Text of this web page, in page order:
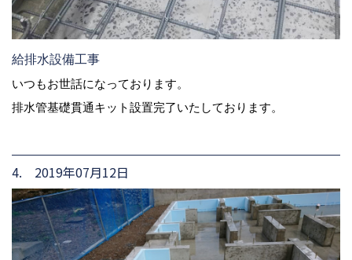
給排水設備工事
いつもお世話になっております。
排水管基礎貫通キット設置完了いたしております。
4. 2019年07月12日